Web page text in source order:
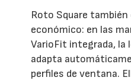
Roto Square
económico: en las
VarioFit integrada, la
adapta
perfiles de ventana.